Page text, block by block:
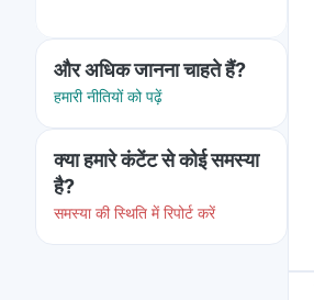
और अधिक जानना चाहते हैं?
हमारी नीतियों को पढ़ें
क्या हमारे कंटेंट से कोई समस्या
है?
समस्या की स्थिति में रिपोर्ट करें